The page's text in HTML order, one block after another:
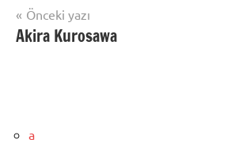
Yazı
gezinmesi
Önceki yazı
Akira Kurosawa
a